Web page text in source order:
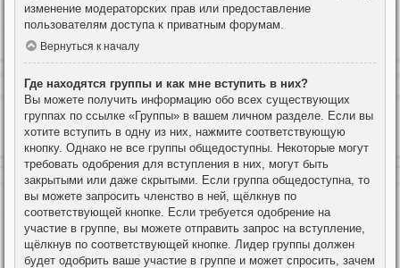
изменение модераторских прав или предоставление
пользователям доступа к приватным форумам.
Вернуться к началу
Где находятся группы и как мне вступить в них?
Вы можете получить информацию обо всех существующих
группах по ссылке «Группы» в вашем личном разделе. Если вы
хотите вступить в одну из них, нажмите соответствующую
кнопку. Однако не все группы общедоступны. Некоторые могут
требовать одобрения для вступления в них, могут быть
закрытыми или даже скрытыми. Если группа общедоступна, то
вы можете запросить членство в ней, щёлкнув по
соответствующей кнопке. Если требуется одобрение на
участие в группе, вы можете отправить запрос на вступление,
щёлкнув по соответствующей кнопке. Лидер группы должен
будет одобрить ваше участие в группе и может спросить, зачем